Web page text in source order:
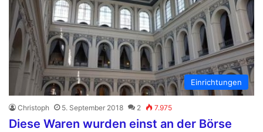
Einrichtungen
Christoph 5. September 2018 2 7.975
Diese Waren wurden einst an der Börse